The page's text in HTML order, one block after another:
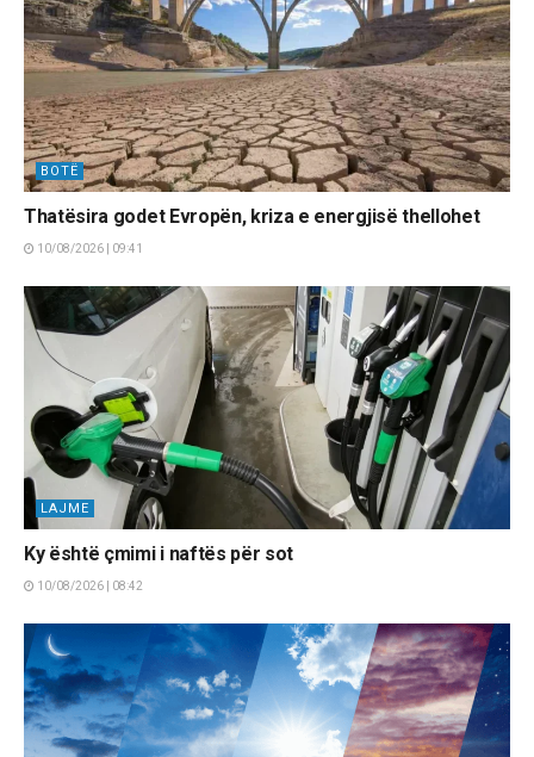
BOTË
Thatësira godet Evropën, kriza e energjisë thellohet
10/08/2026 | 09:41
LAJME
Ky është çmimi i naftës për sot
10/08/2026 | 08:42